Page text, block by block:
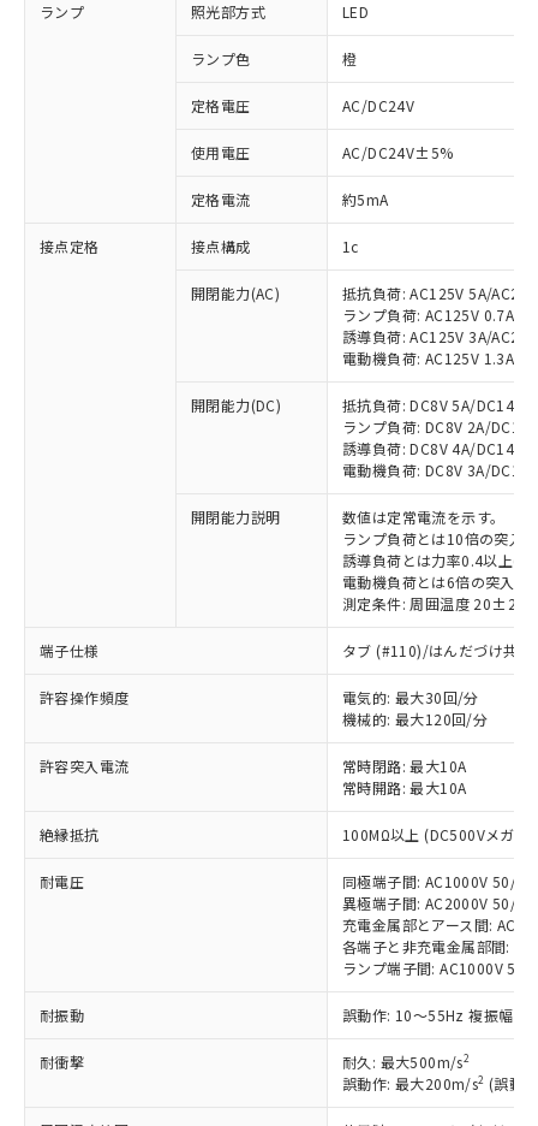
ランプ 照光部方式 LED
ランプ色 橙
定格電圧 AC/DC24V
使用電圧 AC/DC24V±5%
定格電流 約5mA
接点定格 接点構成 1c
開閉能力(AC)
抵抗負荷: AC125V 5A/
ランプ負荷: AC125V 0.7A/
誘導負荷: AC125V 3A/
電動機負荷: AC125V 1.3A/
開閉能力(DC)
抵抗負荷: DC8V 5A/DC14V
ランプ負荷: DC8V 2A/
誘導負荷: DC8V 4A/DC14V
電動機負荷: DC8V 3A/
開閉能力説明
数値は定常電流を示す。
ランプ負荷とは10倍の突入
誘導負荷とは力率0.4以上
電動機負荷とは6倍の突入電
測定条件: 周囲温度 20±2℃
端子仕様 タブ (#110)/はんだづけ共用
許容操作頻度
電気的: 最大30回/分
機械的: 最大120回/分
許容突入電流
常時閉路: 最大10A
常時開路: 最大10A
絶縁抵抗 100MΩ以上 (DC500Vメガ)
耐電圧
同極端子間: AC1000V 50/
異極端子間: AC2000V 50/
充電金属部とアース間:
各端子と非充電金属部間:
ランプ端子間: AC1000V
耐振動 誤動作: 10～55Hz 複振幅
耐衝撃 耐久: 最大500m/s2
誤動作: 最大200m/s2 (誤動
以下の条件をお読みいただき、同意のうえ
本サービスは、当社制御機器事業取扱
商品の当社在庫状況および標準価格
(税抜)を提供させていただくもので
当社制御機器事業取扱商品の中には、
本サービスの対象外となる商品もある
ことをご了承ください。
※1 対応状況
対応済み：EU RoHS指令（10物質）の
非含有に対応した製品が提供可能な商品で
す。
対応予定：EU RoHS指令（10物質）の非含
有に対応した製品に切り替える予定のある
商品です。
対応予定なし：EU RoHS指令（10物質）の
非含有に非対応の商品で、対応品を出す予
調査・確認中：EU RoHS指令（10物質）の
非含有の対応状況を調査中または確認中の
非該当品：ライセンス料など無形物で、有
害物質有無と関係のない商品です。
仕入先様の事情により、非含有部品として
いたものが、含有品と判明した場合などや
「○」：最大均質材料含有率が中国RoHSの
基準値以下であることを示します。
「×」：最大均質材料含有率が中国RoHSの
基準値を超えていることを示します。
「－」：未確認です。当社販売部門へお問
当社は、これら貴社製品のうち、外国
為替および外国貿易法に定める商品